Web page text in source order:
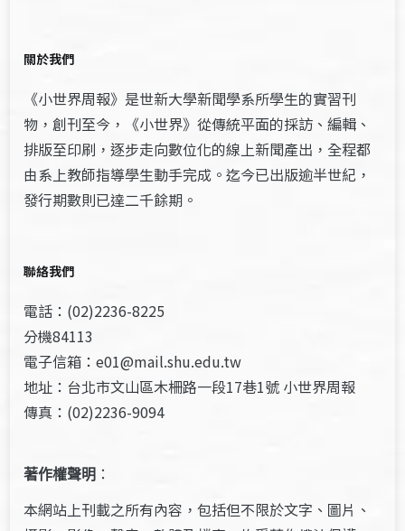
關於我們
《小世界周報》是世新大學新聞學系所學生的實習刊
物，創刊至今，《小世界》從傳統平面的採訪、編輯、
排版至印刷，逐步走向數位化的線上新聞產出，全程都
由系上教師指導學生動手完成。迄今已出版逾半世紀，
發行期數則已達二千餘期。
聯絡我們
電話：(02)2236-8225
分機84113
電子信箱：e01@mail.shu.edu.tw
地址：台北市文山區木柵路一段17巷1號 小世界周報
傳真：(02)2236-9094
著作權聲明 ：
本網站上刊載之所有內容，包括但不限於文字、圖片、